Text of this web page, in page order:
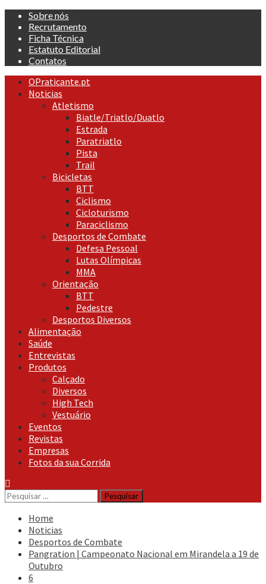
Skip
content
Sobre nós
Recrutamento
Ficha Técnica
Estatuto Editorial
Contatos
Primary
Menu
OPraticante.pt
Noticias
Atletismo
Biatle/Triatlo/Duatlo
Estrada
Paratriatlo
Pista
Trail
Bicicletas
BTT
Ciclismo
Cicloturismo
Paraciclismo
Desportos de Combate
Defesa Pessoal
Lutas Olímpicas
MMA
Orientação
BTT
Pedestre
Desportos Diversos
Alimentação
Saúde
Entrevistas
Produtos
Calçado
Diversos
High Tech
Vestuário
Eventos
Revistas
Empresas
Fotos da sua Corrida
Pesquisar
por:
Home
Noticias
Desportos de Combate
Pangration | Campeonato Nacional em Mirandela a 19 de
Outubro
6